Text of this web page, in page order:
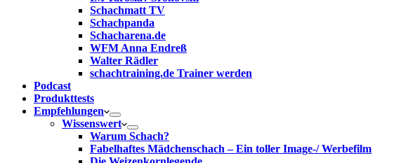
Schachmatt TV
Schachpanda
Schacharena.de
WFM Anna Endreß
Walter Rädler
schachtraining.de Trainer werden
Podcast
Produkttests
Empfehlungen
Wissenswert
Warum Schach?
Fabelhaftes Mädchenschach – Ein toller Image-/ Werbefilm